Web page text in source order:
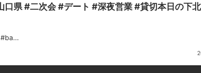
県 #二次会 #デート #深夜営業 #貸切本日の下
from Instagram 本日も通常営業しております٩( ‘ω’ )و#ba...